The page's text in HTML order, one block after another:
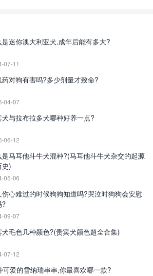
是迷你澳大利亚犬,成年后能有多大?
07-11
药对狗有害吗?多少剂量才致命?
04-07
犬与拉布拉多犬哪种好养一点?
06-12
是马耳他斗牛犬混种?(马耳他斗牛犬杂交的起源
史)
05-06
伤心难过的时候狗狗知道吗?哭泣时狗狗会安慰
?
09-07
犬毛色几种颜色?(贵宾犬颜色超全合集)
07-12
可爱的雪纳瑞串串,你最喜欢哪一款?